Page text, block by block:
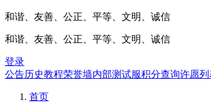
和谐、友善、公正、平等、文明、诚信
和谐、友善、公正、平等、文明、诚信
登录
公告历史教程荣誉墙内部测试服积分查询许愿列
首页